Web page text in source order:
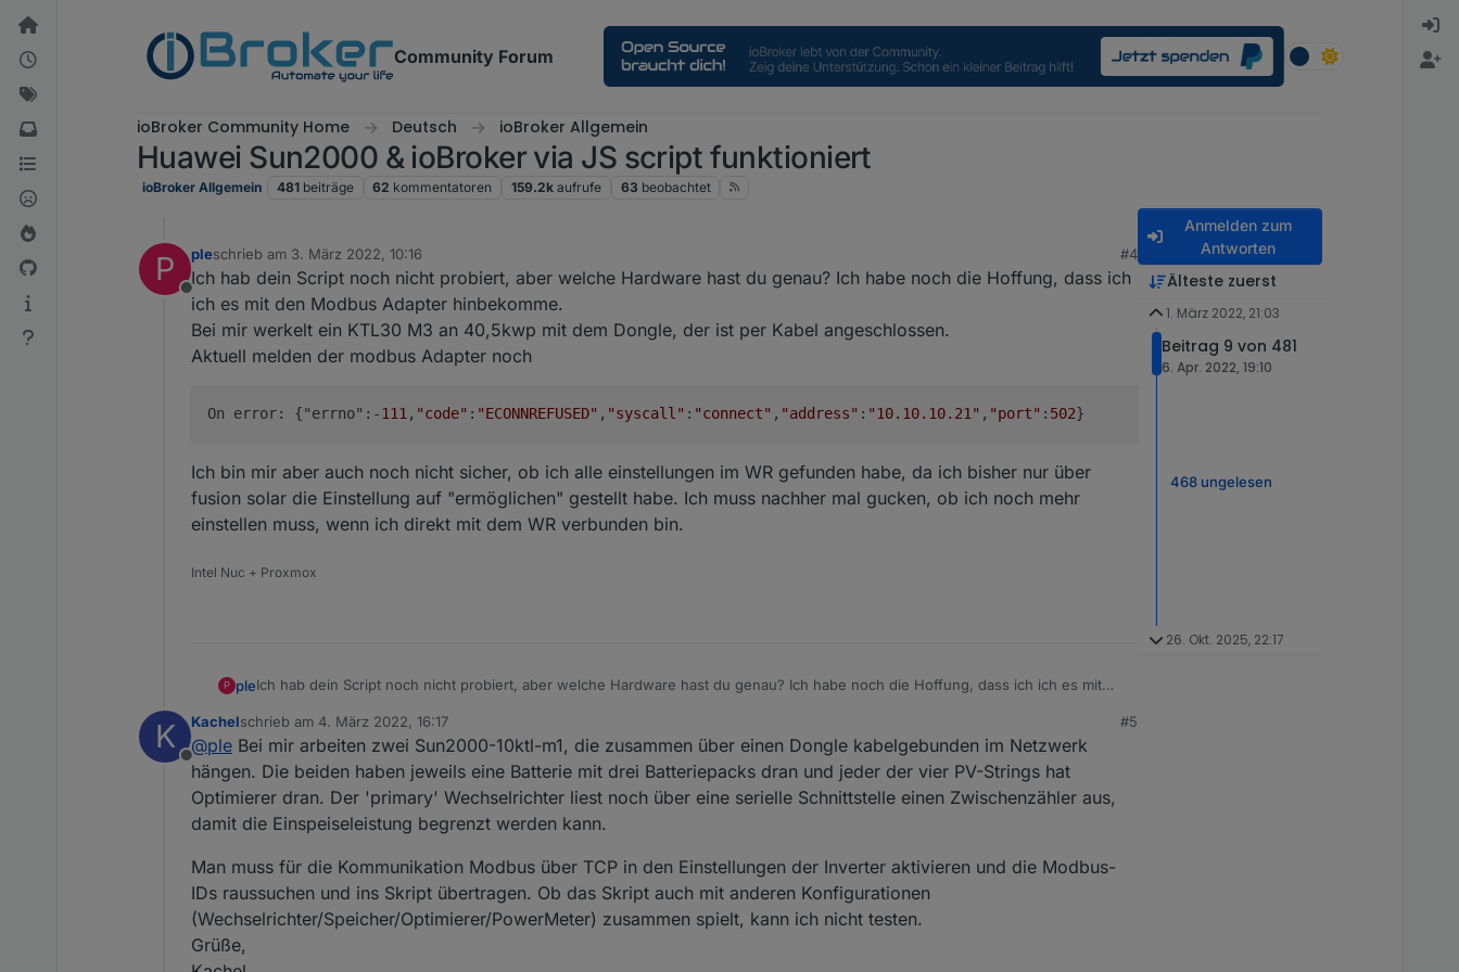
Weiter zum Inhalt
Community Forum
ioBroker Community Home Deutsch ioBroker Allgemein
Huawei Sun2000 & ioBroker via JS script funktioniert
ioBroker Allgemein 481 beiträge 62 kommentatoren 159.2k aufrufe 63 beobachtet
P
Offline
pleschrieb am 3. März 2022, 10:16
zuletzt editiert von
#4
Ich hab dein Script noch nicht probiert, aber welche Hardware hast du genau? Ich habe noch die Hoffung, dass ich
ich es mit den Modbus Adapter hinbekomme.
Bei mir werkelt ein KTL30 M3 an 40,5kwp mit dem Dongle, der ist per Kabel angeschlossen.
Aktuell melden der modbus Adapter noch
On error: {"errno":-111, "code" : "ECONNREFUSED" , "syscall" : "connect" , "address" : "10.10.10.21" , "port" : 502}
Ich bin mir aber auch noch nicht sicher, ob ich alle einstellungen im WR gefunden habe, da ich bisher nur über
fusion solar die Einstellung auf "ermöglichen" gestellt habe. Ich muss nachher mal gucken, ob ich noch mehr
einstellen muss, wenn ich direkt mit dem WR verbunden bin.
Intel Nuc + Proxmox
P pleIch hab dein Script noch nicht probiert, aber welche Hardware hast du genau? Ich habe noch die Hoffung, dass ich ich es mit
Bei mir werkelt ein KTL30 M3 an 40,5kwp mit dem Dongle, der ist per Kabel angeschlossen.
Aktuell melden der modbus Adapter noch
Ich bin mir aber auch noch nicht sicher, ob ich alle einstellungen im WR gefunden habe, da ich bisher nur über fusion solar die
Einstellung auf "ermöglichen" gestellt habe. Ich muss nachher mal gucken, ob ich noch mehr einstellen muss, wenn ich direkt
mit dem WR verbunden bin.
K
Offline
Kachelschrieb am 4. März 2022, 16:17
zuletzt editiert von
#5
@ple Bei mir arbeiten zwei Sun2000-10ktl-m1, die zusammen über einen Dongle kabelgebunden im Netzwerk
hängen. Die beiden haben jeweils eine Batterie mit drei Batteriepacks dran und jeder der vier PV-Strings hat
Optimierer dran. Der 'primary' Wechselrichter liest noch über eine serielle Schnittstelle einen Zwischenzähler aus,
damit die Einspeiseleistung begrenzt werden kann.
Man muss für die Kommunikation Modbus über TCP in den Einstellungen der Inverter aktivieren und die Modbus-
IDs raussuchen und ins Skript übertragen. Ob das Skript auch mit anderen Konfigurationen
(Wechselrichter/Speicher/Optimierer/PowerMeter) zusammen spielt, kann ich nicht testen.
Grüße,
Anmelden zum
Antworten
Älteste zuerst
1. März 2022, 21:03
Beitrag 9 von 481
6. Apr. 2022, 19:10
468 ungelesen
26. Okt. 2025, 22:17